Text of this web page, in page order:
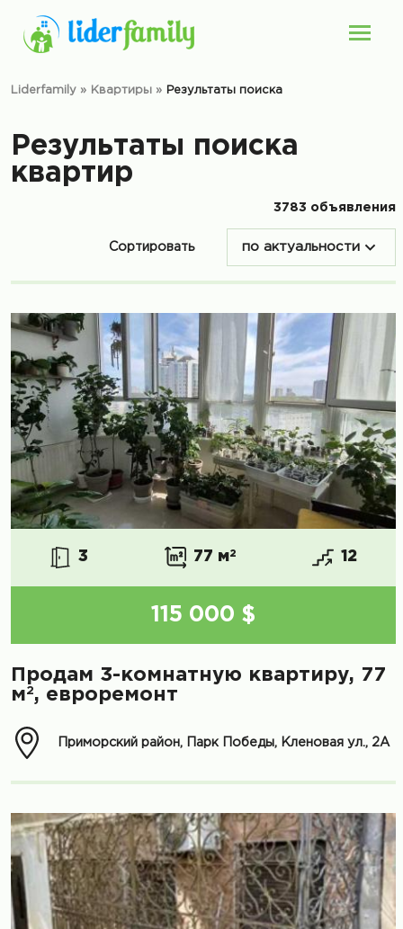
Liderfamily » Квартиры » Результаты поиска
Результаты поиска
квартир
3783 объявления
Сортировать по актуальности
3 77 м2 12
115 000 $
Продам 3-комнатную квартиру, 77
м2, евроремонт
Приморский район, Парк Победы, Кленовая ул., 2А